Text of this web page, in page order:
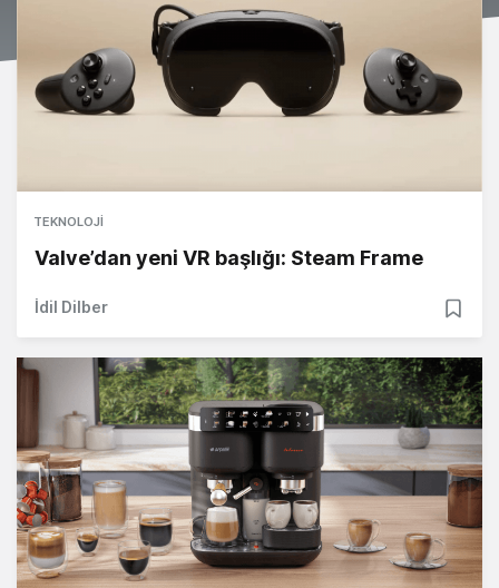
TEKNOLOJI
Valve’dan yeni VR başlığı: Steam Frame
İdil Dilber